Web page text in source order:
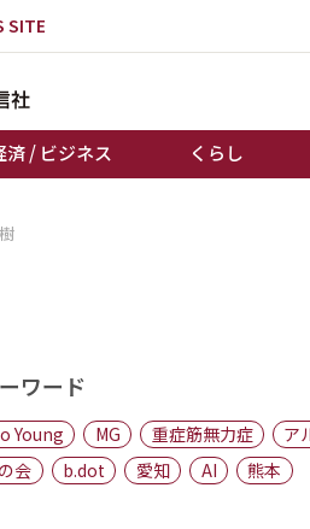
SITE
済 / ビジネス くらし
ップページ
らせ
ワード
Young MG 重症筋無力症 ア
会
b.dot 愛知 AI
熊本